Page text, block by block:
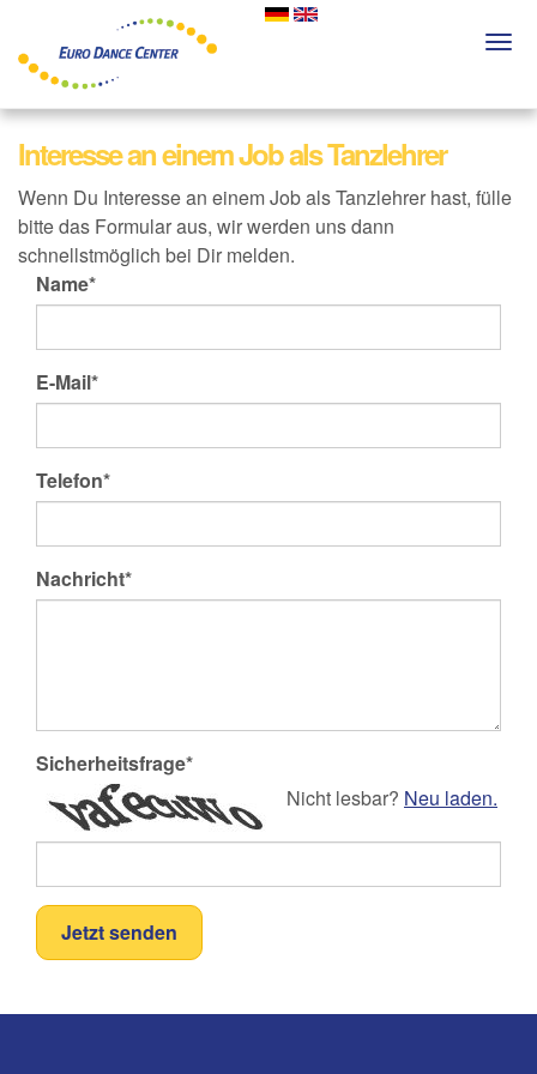
main
Interesse an einem Job als Tanzlehrer
Wenn Du Interesse an einem Job als Tanzlehrer hast, fülle
bitte das Formular aus, wir werden uns dann
schnellstmöglich bei Dir melden.
Name*
E-Mail*
Telefon*
Nachricht*
Sicherheitsfrage*
Nicht lesbar? Neu laden.